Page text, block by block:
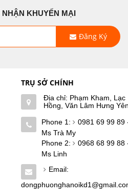
KHUYẾN MẠI
Đăng Ký
TRỤ SỞ CHÍNH
Địa chỉ: Phạm Kham, Lạc
Hồng, Văn Lâm Hưng
Phone 1:
0981 69 99 89
Ms Trà My
Phone 2:
0968 68 99 88
Ms Linh
Email: